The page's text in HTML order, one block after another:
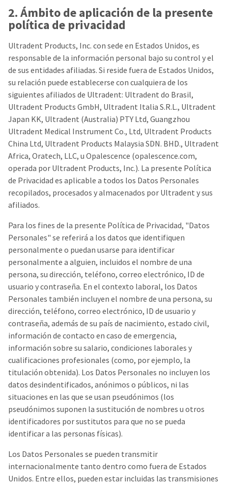
2. Ámbito de aplicación de la presente
política de privacidad
Ultradent Products, Inc. con sede en Estados Unidos, es
responsable de la información personal bajo su control y el
de sus entidades afiliadas. Si reside fuera de Estados Unidos,
su relación puede establecerse con cualquiera de los
siguientes afiliados de Ultradent: Ultradent do Brasil,
Ultradent Products GmbH, Ultradent Italia S.R.L., Ultradent
Japan KK, Ultradent (Australia) PTY Ltd, Guangzhou
Ultradent Medical Instrument Co., Ltd, Ultradent Products
China Ltd, Ultradent Products Malaysia SDN. BHD., Ultradent
Africa, Oratech, LLC, u Opalescence (opalescence.com,
operada por Ultradent Products, Inc.). La presente Política
de Privacidad es aplicable a todos los Datos Personales
recopilados, procesados y almacenados por Ultradent y sus
afiliados.
Para los fines de la presente Política de Privacidad, "Datos
Personales" se referirá a los datos que identifiquen
personalmente o puedan usarse para identificar
personalmente a alguien, incluidos el nombre de una
persona, su dirección, teléfono, correo electrónico, ID de
usuario y contraseña. En el contexto laboral, los Datos
Personales también incluyen el nombre de una persona, su
dirección, teléfono, correo electrónico, ID de usuario y
contraseña, además de su país de nacimiento, estado civil,
información de contacto en caso de emergencia,
información sobre su salario, condiciones laborales y
cualificaciones profesionales (como, por ejemplo, la
titulación obtenida). Los Datos Personales no incluyen los
datos desindentificados, anónimos o públicos, ni las
situaciones en las que se usan pseudónimos (los
pseudónimos suponen la sustitución de nombres u otros
identificadores por sustitutos para que no se pueda
identificar a las personas físicas).
Los Datos Personales se pueden transmitir
internacionalmente tanto dentro como fuera de Estados
Unidos. Entre ellos, pueden estar incluidas las transmisiones
receive
an
order
confirmation
email
and
an
email
when
the
item
is
ready
to
ship.
You
have
the
option
cancel
the
at
any
time
while
still
in
the
backordered
status
by
calling
our
customer
service
department
at
888.230.1420.
The
estimated
date*
is
subject
to
at
anytime
due
to
able
to
self-
but
will
need
your
customer
number
and
an
invoice
number
for
identification.
You
now
Ultradent.com
being
redirected
to
our
third-
payment
management
platform
HighRadius.
Please
have
your
credentials